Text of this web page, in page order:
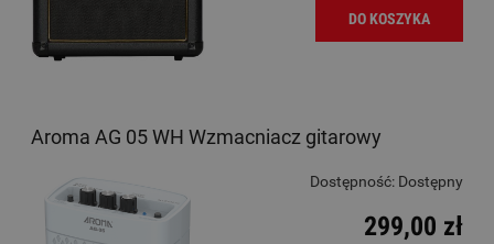
DO KOSZYKA
Aroma AG 05 WH Wzmacniacz gitarowy
Dostępność: Dostępny
299,00 zł